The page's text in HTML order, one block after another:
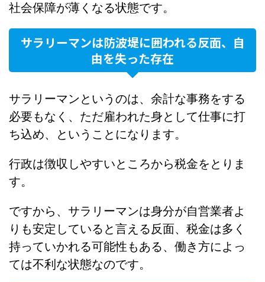
社会保障が薄くなる状態です。
サラリーマンは防波堤に囲われる反面、自
由を失った存在
サラリーマンというのは、余計な事務をする
必要もなく、ただ雇われた身として仕事に打
ち込め、ということになります。
行政は徴収しやすいところから税金をとりま
す。
ですから、サラリーマンは身分が自営業者よ
りも安定していると言える反面、税金は多く
持っていかれる可能性もある、働き方によっ
ては不利な状態なのです。